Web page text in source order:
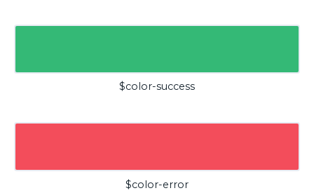
$color-success
$color-error